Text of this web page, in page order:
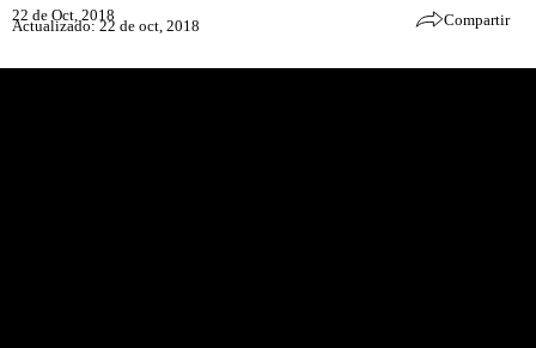
22 de Oct, 2018
Actualizado: 22 de oct, 2018 Compartir